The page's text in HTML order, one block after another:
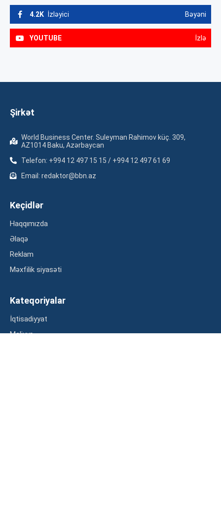
4.2K İzləyici Bəyəni
YOUTUBE İzlə
Şirkət
World Business Center. Suleyman Rahimov küç. 309,
AZ1014 Baku, Azərbaycan
Telefon: +994 12 497 15 15 / +994 12 497 61 69
Email: redaktor@bbn.az
Keçidlər
Haqqımızda
Əlaqə
Reklam
Məxfilik siyasəti
Kateqoriyalar
İqtisadiyyat
Maliyyə